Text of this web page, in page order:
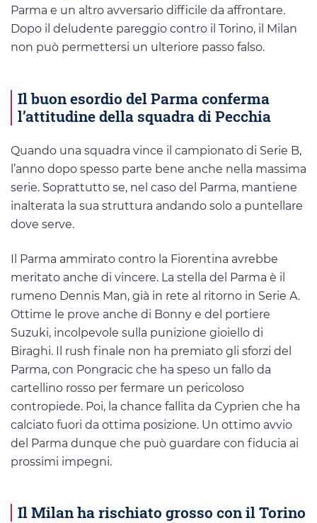
Parma e un altro avversario difficile da affrontare.
Dopo il deludente pareggio contro il Torino, il Milan
non può permettersi un ulteriore passo falso.
Il buon esordio del Parma conferma
l’attitudine della squadra di Pecchia
Quando una squadra vince il campionato di Serie B,
l’anno dopo spesso parte bene anche nella massima
serie. Soprattutto se, nel caso del Parma, mantiene
inalterata la sua struttura andando solo a puntellare
dove serve.
Il Parma ammirato contro la Fiorentina avrebbe
meritato anche di vincere. La stella del Parma è il
rumeno Dennis Man, già in rete al ritorno in Serie A.
Ottime le prove anche di Bonny e del portiere
Suzuki, incolpevole sulla punizione gioiello di
Biraghi. Il rush finale non ha premiato gli sforzi del
Parma, con Pongracic che ha speso un fallo da
cartellino rosso per fermare un pericoloso
contropiede. Poi, la chance fallita da Cyprien che ha
calciato fuori da ottima posizione. Un ottimo avvio
del Parma dunque che può guardare con fiducia ai
prossimi impegni.
Il Milan ha rischiato grosso con il Torino